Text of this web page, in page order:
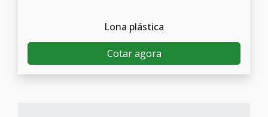
Lona plástica
Cotar agora